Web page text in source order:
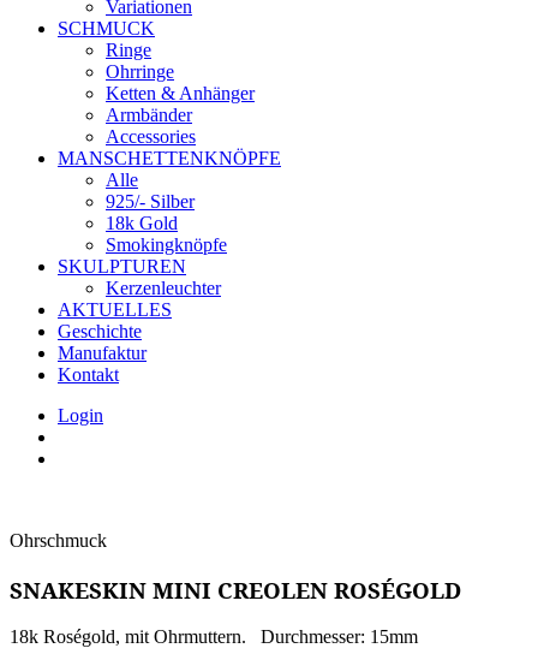
Variationen
SCHMUCK
Ringe
Ohrringe
Ketten & Anhänger
Armbänder
Accessories
MANSCHETTENKNÖPFE
Alle
925/- Silber
18k Gold
Smokingknöpfe
SKULPTUREN
Kerzenleuchter
AKTUELLES
Geschichte
Manufaktur
Kontakt
Login
Ohrschmuck
SNAKESKIN MINI CREOLEN ROSÉGOLD
18k Roségold, mit Ohrmuttern. Durchmesser: 15mm